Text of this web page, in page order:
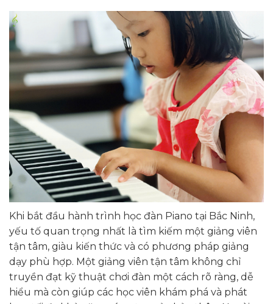
Khi bắt đầu hành trình học đàn Piano tại Bắc Ninh,
yếu tố quan trọng nhất là tìm kiếm một giảng viên
tận tâm, giàu kiến thức và có phương pháp giảng
dạy phù hợp. Một giảng viên tận tâm không chỉ
truyền đạt kỹ thuật chơi đàn một cách rõ ràng, dễ
hiểu mà còn giúp các học viên khám phá và phát